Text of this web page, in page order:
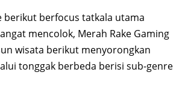
berikut berfocus tatkala utama
mencolok, Merah Rake Gaming
wisata berikut menyorongkan
tonggak berbeda berisi sub-genre